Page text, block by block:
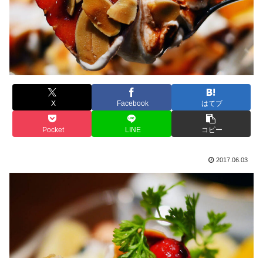
X Facebook はてブ
Pocket LINE コピー
2017.06.03